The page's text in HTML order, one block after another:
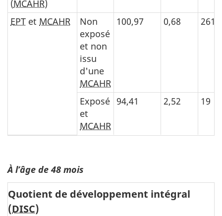
(MCAHR)
EPT et MCAHR
Non
exposé
et non
issu
d'une
MCAHR
100,97 0,68 261
Exposé
et
MCAHR
94,41 2,52 19
À l’âge de 48 mois
Quotient de développement intégral
(DISC)